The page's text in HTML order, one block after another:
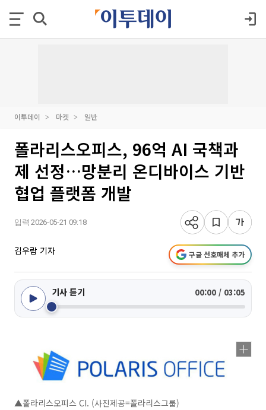
이투데이 마켓 일반
폴라리스오피스, 96억 AI 국책과
제 선정…망분리 온디바이스 기반
협업 플랫폼 개발
입력 2026-05-21 09:18
김우람 기자 구글 선호매체 추가
기사 듣기 00:00 / 03:05
▲폴라리스오피스 CI. (사진제공=폴라리스그룹)